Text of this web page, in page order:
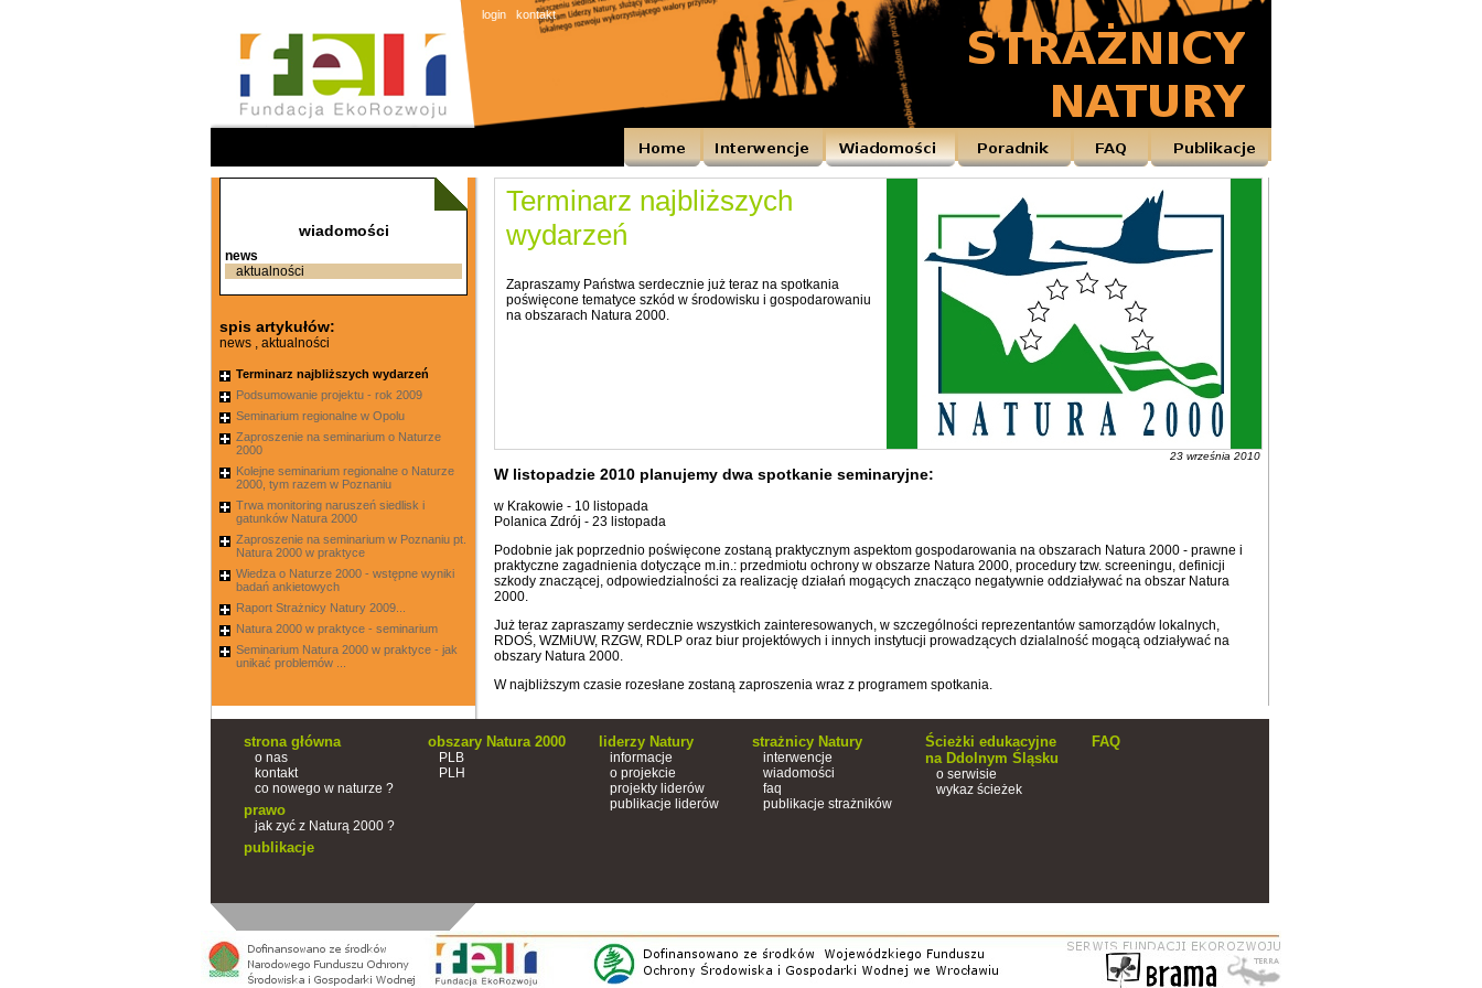
login kontakt
wiadomości
news
aktualności
spis artykułów:
news , aktualności
Terminarz najbliższych wydarzeń
Podsumowanie projektu - rok 2009
Seminarium regionalne w Opolu
Zaproszenie na seminarium o Naturze
2000
Kolejne seminarium regionalne o Naturze
2000, tym razem w Poznaniu
Trwa monitoring naruszeń siedlisk i
gatunków Natura 2000
Zaproszenie na seminarium w Poznaniu pt.
Natura 2000 w praktyce
Wiedza o Naturze 2000 - wstępne wyniki
badań ankietowych
Raport Strażnicy Natury 2009...
Natura 2000 w praktyce - seminarium
Seminarium Natura 2000 w praktyce - jak
unikać problemów ...
Terminarz najbliższych
wydarzeń
Zapraszamy Państwa serdecznie już teraz na spotkania
poświęcone tematyce szkód w środowisku i gospodarowaniu
na obszarach Natura 2000.
23 września 2010
W listopadzie 2010 planujemy dwa spotkanie seminaryjne:
w Krakowie - 10 listopada
Polanica Zdrój - 23 listopada
Podobnie jak poprzednio poświęcone zostaną praktycznym aspektom gospodarowania na obszarach Natura 2000 - prawne i
praktyczne zagadnienia dotyczące m.in.: przedmiotu ochrony w obszarze Natura 2000, procedury tzw. screeningu, definicji
szkody znaczącej, odpowiedzialności za realizację działań mogących znacząco negatywnie oddziaływać na obszar Natura
2000.
Już teraz zapraszamy serdecznie wszystkich zainteresowanych, w szczególności reprezentantów samorządów lokalnych,
RDOŚ, WZMiUW, RZGW, RDLP oraz biur projektówych i innych instytucji prowadzących dzialalność mogącą odziaływać na
obszary Natura 2000.
W najbliższym czasie rozesłane zostaną zaproszenia wraz z programem spotkania.
strona główna
o nas
kontakt
co nowego w naturze ?
prawo
jak zyć z Naturą 2000 ?
publikacje
obszary Natura 2000
PLB
PLH
liderzy Natury
informacje
o projekcie
projekty liderów
publikacje liderów
strażnicy Natury
interwencje
wiadomości
faq
publikacje strażników
Ścieżki edukacyjne
na Ddolnym Śląsku
o serwisie
wykaz ścieżek
FAQ